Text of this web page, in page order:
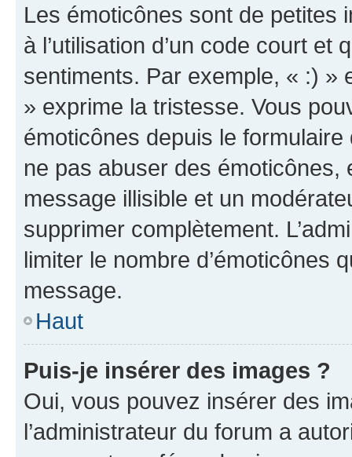
Les émoticônes sont de petites
à l’utilisation d’un code court et
sentiments. Par exemple, « :) »
» exprime la tristesse. Vous
émoticônes depuis le
ne pas abuser des
message illisible et un
supprimer complètement.
limiter le nombre d’émoticônes
message.
Haut
Puis-je insérer des images ?
Oui, vous pouvez insérer des
l’administrateur du forum a